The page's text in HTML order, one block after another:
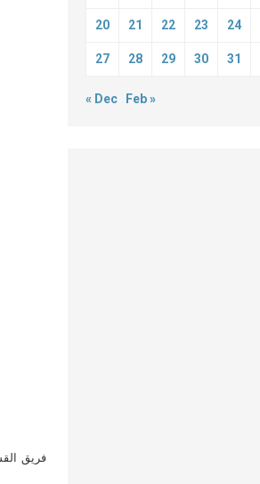
فريق
20 21 22 23 24
27 28 29 30 31
« Dec Feb »